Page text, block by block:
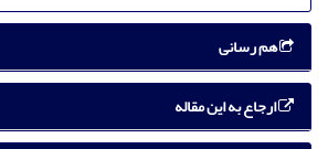
هم رسانی
ارجاع به این مقاله